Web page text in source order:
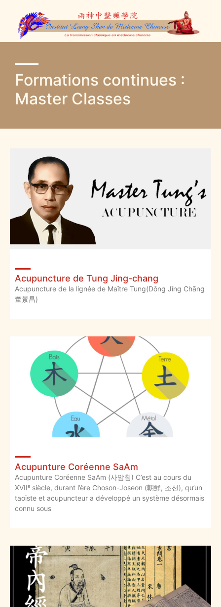
Formations continues :
Master Classes
Acupuncture de Tung Jing-chang
Acupuncture de la lignée de Maître Tung(Dǒng Jǐng Chāng
董景昌)
Acupunture Coréenne SaAm
Acupunture Coréenne SaAm (사암침) C’est au cours du
XVIIᵉ siècle, durant l’ère Choson-Joseon (朝鮮, 조선), qu’un
taoïste et acupuncteur a développé un système désormais
connu sous